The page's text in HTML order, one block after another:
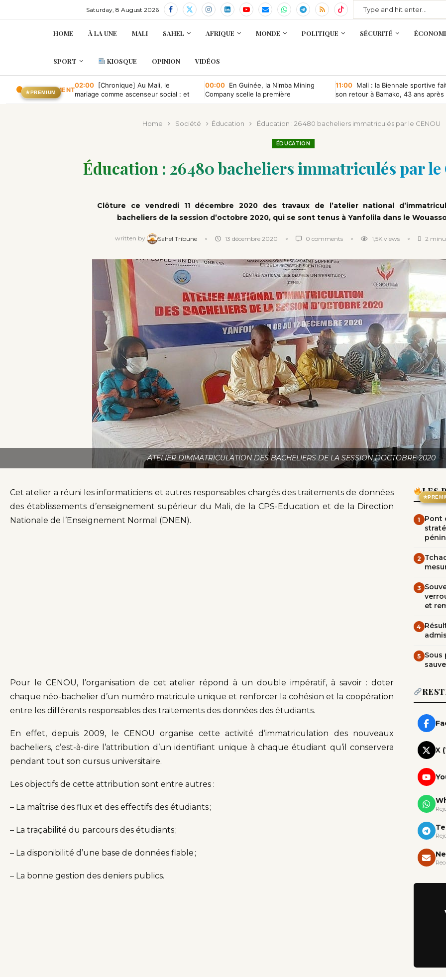
Saturday, 8 August 2026
HOME À LA UNE MALI SAHEL AFRIQUE MONDE POLITIQUE SÉCURITÉ
SPORT KIOSQUE OPINION VIDÉOS
EN CE MOMENT
★PREMIUM
02:00 [Chronique] Au Mali, le
mariage comme ascenseur social : et
00:00 En Guinée, la Nimba Mining
Company scelle la première
11:00 Mali : la Biennale sportive
son retour à Bamako, 43 ans après
Home Société Éducation Éducation : 26 480 bacheliers immatriculés par le CENOU
ÉDUCATION
Éducation : 26 480 bacheliers immatriculés par le
Clôture ce vendredi 11 décembre 2020 des travaux de l’atelier national
bacheliers de la session d’octobre 2020, qui se sont tenus à Yanfolila dans le
written by Sahel Tribune 13 décembre 2020 0 comments 1,5Kviews 2
ATELIER DIMMATRICULATION DES BACHELIERS DE LA SESSION DOCTOBRE 2020
Cet atelier a réuni les informaticiens et autres responsables chargés des traitements de données
des établissements d’enseignement supérieur du Mali, de la CPS-Education et de la Direction
Nationale de l’Enseignement Normal (DNEN).
Pour le CENOU, l’organisation de cet atelier répond à un double impératif, à savoir : doter
chaque néo-bachelier d’un numéro matricule unique et renforcer la cohésion et la coopération
entre les différents responsables des traitements des données des étudiants.
En effet, depuis 2009, le CENOU organise cette activité d’immatriculation des nouveaux
bacheliers, c’est-à-dire l’attribution d’un identifiant unique à chaque étudiant qu’il conservera
pendant tout son cursus universitaire.
Les objectifs de cette attribution sont entre autres :
– La maîtrise des flux et des effectifs des étudiants ;
– La traçabilité du parcours des étudiants ;
– La disponibilité d’une base de données fiable ;
– La bonne gestion des deniers publics.
★
LES
1
Pont
2
3
et
4
5 Sous
X